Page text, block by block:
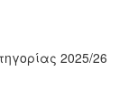
2025/26